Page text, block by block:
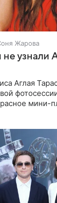
Жарова
узнали
Аглая
мини-